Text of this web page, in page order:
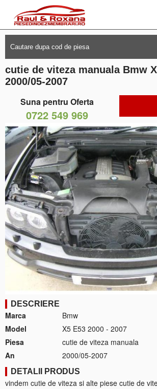
cutie de viteza manuala Bmw
2000/05-2007
Suna pentru Oferta
0722 549 969
DESCRIERE
Marca
Bmw
Model
X5 E53 2000 - 2007
Piesa
cutie de viteza manuala
An
2000/05-2007
DETALII PRODUS
vindem cutie de viteza si alte piese cutie de